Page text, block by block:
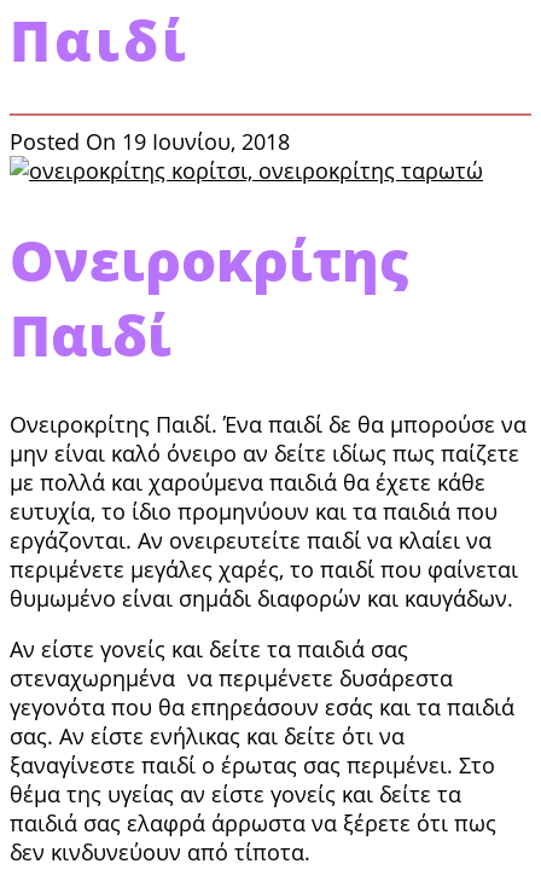
Παιδί
Posted On 19 Ιουνίου, 2018
Ονειροκρίτης
Παιδί
Ονειροκρίτης Παιδί. Ένα παιδί δε θα μπορούσε να
μην είναι καλό όνειρο αν δείτε ιδίως πως παίζετε
με πολλά και χαρούμενα παιδιά θα έχετε κάθε
ευτυχία, το ίδιο προμηνύουν και τα παιδιά που
εργάζονται. Αν ονειρευτείτε παιδί να κλαίει να
περιμένετε μεγάλες χαρές, το παιδί που φαίνεται
θυμωμένο είναι σημάδι διαφορών και καυγάδων.
Αν είστε γονείς και δείτε τα παιδιά σας
στεναχωρημένα να περιμένετε δυσάρεστα
γεγονότα που θα επηρεάσουν εσάς και τα παιδιά
σας. Αν είστε ενήλικας και δείτε ότι να
ξαναγίνεστε παιδί ο έρωτας σας περιμένει. Στο
θέμα της υγείας αν είστε γονείς και δείτε τα
παιδιά σας ελαφρά άρρωστα να ξέρετε ότι πως
δεν κινδυνεύουν από τίποτα.